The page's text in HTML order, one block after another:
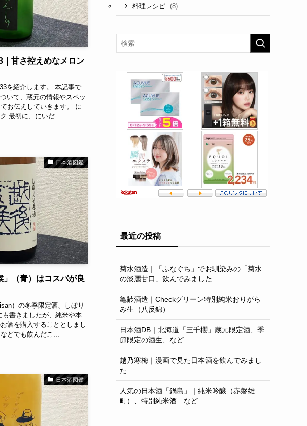
｜甘さ控えめなメロン
を紹介します。 本記事で
いて、蔵元の情報やスペッ
お伝えしていきます。 に
最初に、にいだ...
日本酒図鑑
」（青）はコスパが良
）の冬季限定酒、しぼり
書きましたが、純米や本
酒を購入することとしまし
どでも飲んだこ...
日本酒図鑑
料理レシピ (8)
最近の投稿
菊水酒造｜「ふなぐち」でお馴染みの「菊水
の淡麗甘口」飲んでみました
亀齢酒造｜Checkグリーン特別純米おりがら
み生（八反錦）
日本酒DB｜北海道「三千櫻」蔵元限定酒、季
節限定の酒生、など
越乃寒梅｜漫画で見た日本酒を飲んでみまし
た
人気の日本酒「鍋島」｜純米吟醸（赤磐雄
町）、特別純米酒 など